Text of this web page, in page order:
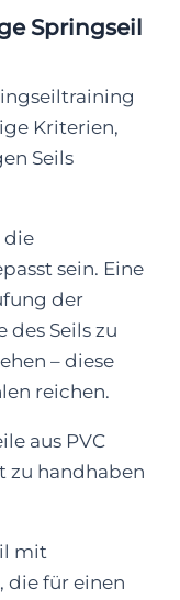
Springseil
Kriterien,
Seils
die
sein. Eine
der
Seils zu
– diese
reichen.
aus PVC
zu handhaben
mit
die für einen